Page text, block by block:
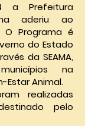
a Prefeitura
aderiu ao
O Programa é
do Estado
da SEAMA,
na
Estar Animal.
realizadas
pelo